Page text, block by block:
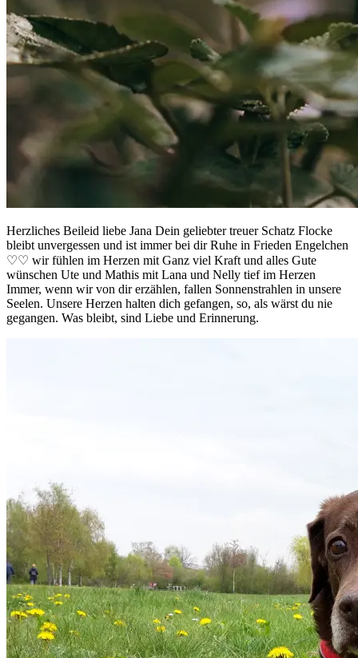
Herzliches Beileid liebe Jana Dein geliebter treuer Schatz Flocke
bleibt unvergessen und ist immer bei dir Ruhe in Frieden Engelchen
♡♡ wir fühlen im Herzen mit Ganz viel Kraft und alles Gute
wünschen Ute und Mathis mit Lana und Nelly tief im Herzen
Immer, wenn wir von dir erzählen, fallen Sonnenstrahlen in unsere
Seelen. Unsere Herzen halten dich gefangen, so, als wärst du nie
gegangen. Was bleibt, sind Liebe und Erinnerung.